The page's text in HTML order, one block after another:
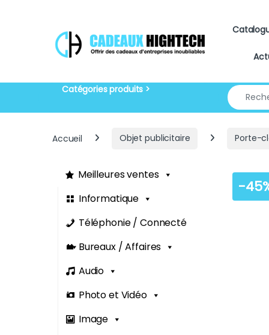
Search
Accueil Objet publicitaire Porte-
-
Meilleures ventes
Informatique
Téléphonie / Connecté
Bureaux / Affaires
Audio
Photo et Vidéo
Image